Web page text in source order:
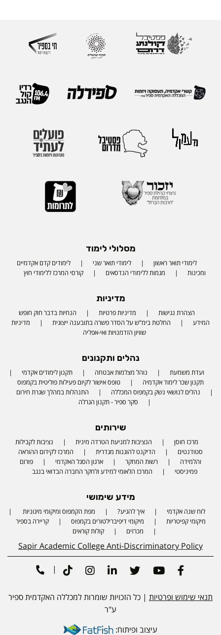
מסלולי לימוד
לימודי תואר ראשון לימודי תואר שני
לימודים קדם אקדמיים
ומכינות
מגמות ללימודי הנדסאים קורסי המרכז ללימודי חוץ
מדיניות
הצהרת נגישות מדיניות פרטיות
הנחיות בדבר חוק חופש
המידע
החלטת בימ"ש על הסדר פשרה בתובענה ייצוגית
מדיניות
שוויון הזדמנויות ואי-אפליה
נהלים ותקנונים
ועדת משמעת נוהל מצלמות אבטחה
תקנון לימודים אקדמי
תקנון שכר לימוד אקדמיה
טופס אישור לקיום פעילות פוליטית בקמפוס
נהלים לנושאי נשק בקמפוס המכללה
התנהלות במהלך שגרת חירום
סקר ספיר - תקנון הגרלה
שירותים
מרכז חוסן הנציבות למניעת הטרדה מינית
נציבות לקבילות
סטודנטים
הדיקנט להוגנות מגדרית
המרכז לקידום ההוראה
והלמידה
רשות המחקר ארגון הסגל האקדמי
פורום
פמיניסטי
המרכז הלאומי למידע ולחקר החברה הבדואי בנגב
מידע שימושי
לוח שנה אקדמי איך להגיע?
מפת הקמפוס ומיקומי מיגוניות
מיקומי קפיטריות
מיקומי דיפיברילטורים בקמפוס
קריירה בספיר
מכרזים
קולות קוראים
Sapir Academic College Anti-Discriminatory Policy
עיצוב ופיתוח:
תנאי שימוש ופרטיות | כל הזכויות שומרות למכללה האקדמית ספיר
ע"ר
Facebook
Youtube
Twitter
Linkedin
Instagram
Tiktok
|
Phone number